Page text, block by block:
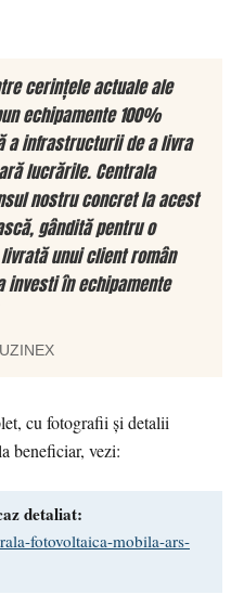
cerințele actuale ale
echipamente 100%
a infrastructurii de a livra
lucrările. Centrala
nostru concret la acest
gândită pentru o
unui client român
investi în echipamente
UZINEX
cu fotografii și detalii
beneficiar, vezi:
detaliat:
fotovoltaica-mobila-ars-